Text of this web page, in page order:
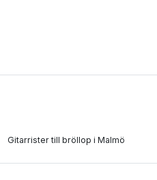
Gitarrister till bröllop i Malmö